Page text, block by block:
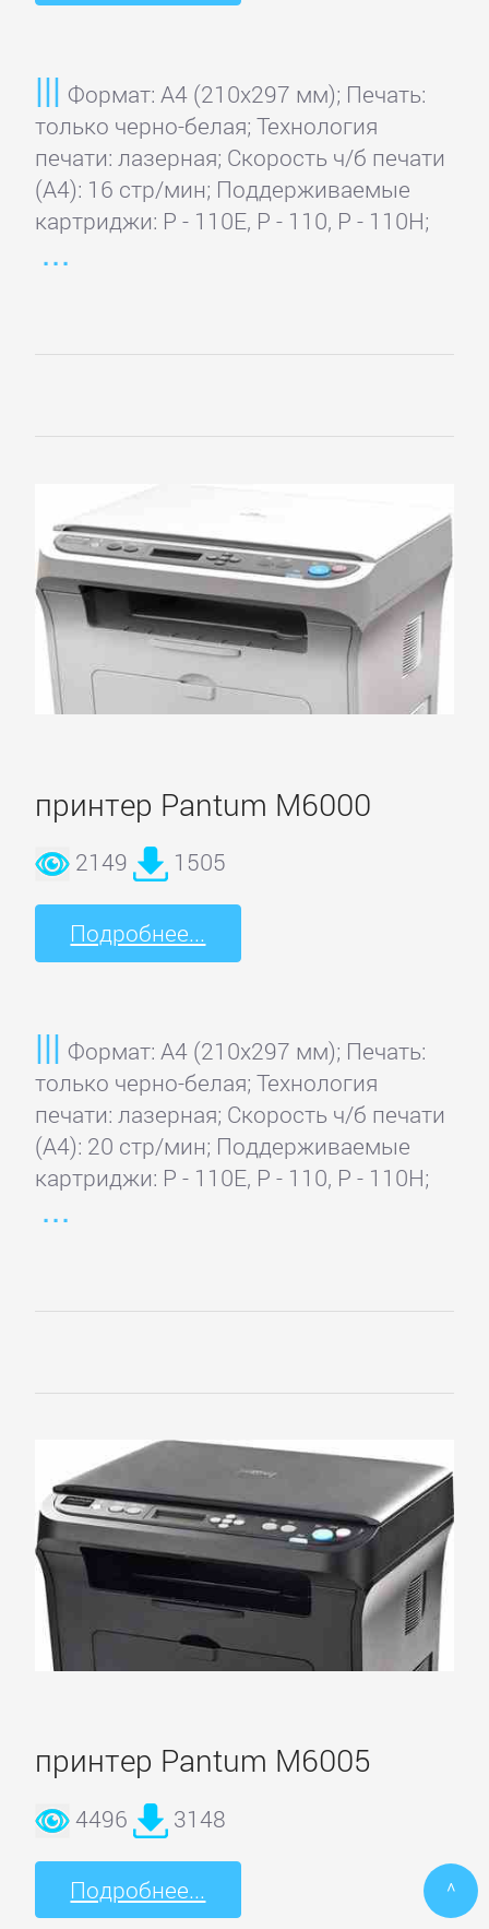
Формат: A4 (210x297 мм); Печать:
только черно-белая; Технология
печати: лазерная; Скорость ч/б печати
(А4): 16 стр/мин; Поддерживаемые
картриджи: P - 110E, P - 110, P - 110H;
принтер Pantum M6000
2149 1505
Подробнее...
Формат: A4 (210x297 мм); Печать:
только черно-белая; Технология
печати: лазерная; Скорость ч/б печати
(А4): 20 стр/мин; Поддерживаемые
картриджи: P - 110E, P - 110, P - 110H;
принтер Pantum M6005
4496 3148
Подробнее... ^